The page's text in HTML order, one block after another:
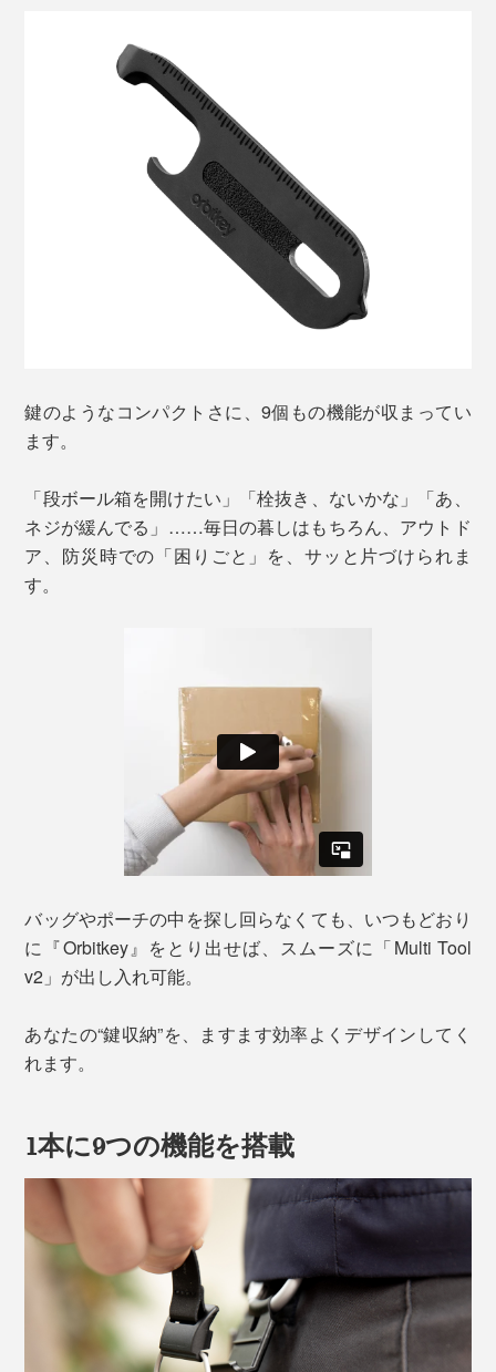
鍵のようなコンパクトさに、9個もの機能が収まってい
ます。
「段ボール箱を開けたい」「栓抜き、ないかな」「あ、
ネジが緩んでる」……毎日の暮しはもちろん、アウトド
ア、防災時での「困りごと」を、サッと片づけられま
す。
バッグやポーチの中を探し回らなくても、いつもどおり
に『Orbitkey』をとり出せば、スムーズに「Multi Tool
v2」が出し入れ可能。
あなたの“鍵収納”を、ますます効率よくデザインしてく
れます。
1本に9つの機能を搭載